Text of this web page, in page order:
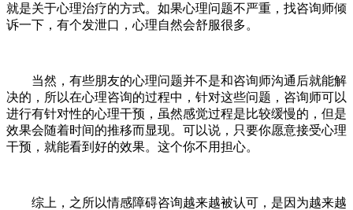
就是关于心理治疗的方式。如果心理问题不严重，找咨询师倾
诉一下，有个发泄口，心理自然会舒服很多。
当然，有些朋友的心理问题并不是和咨询师沟通后就能解
决的，所以在心理咨询的过程中，针对这些问题，咨询师可以
进行有针对性的心理干预，虽然感觉过程是比较缓慢的，但是
效果会随着时间的推移而显现。可以说，只要你愿意接受心理
干预，就能看到好的效果。这个你不用担心。
综上，之所以情感障碍咨询越来越被认可，是因为越来越